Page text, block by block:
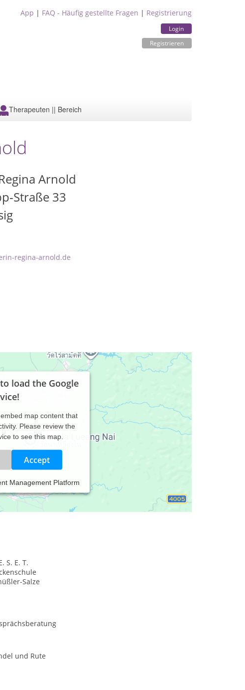
App | FAQ - Häufig gestellte Fragen | Registrierung
Login
Registrieren
Therapeuten || Bereich
Arnold
Straße 33
regina-arnold.de
load the Google
map content that
Please review the
to see this map.
Accept
Management Platform
S. E. T.
Salze
und Rute